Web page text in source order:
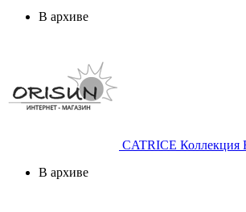
В архиве
CATRICE Коллекция
В архиве